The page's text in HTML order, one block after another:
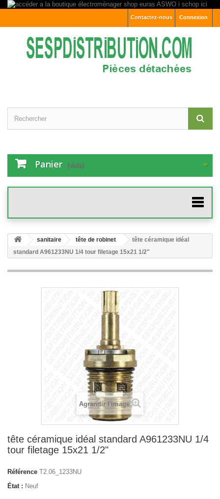
Connexion
Contactez-nous
Panier (vide)
sanitaire tête de robinet
tête céramique idéal
standard A961233NU 1/4 tour filetage 15x21 1/2"
Agrandir l'image
tête céramique idéal standard A961233NU 1/4
tour filetage 15x21 1/2"
Référence T2.06_1233NU
État : Neuf